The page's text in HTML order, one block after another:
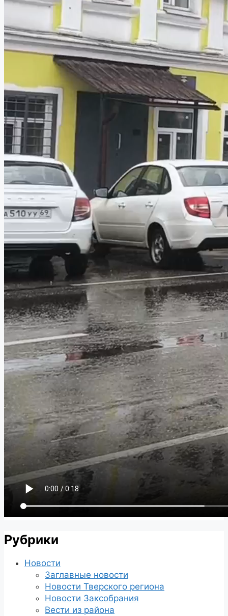
Рубрики
Новости
Заглавные новости
Новости Тверского региона
Новости Заксобрания
Вести из района